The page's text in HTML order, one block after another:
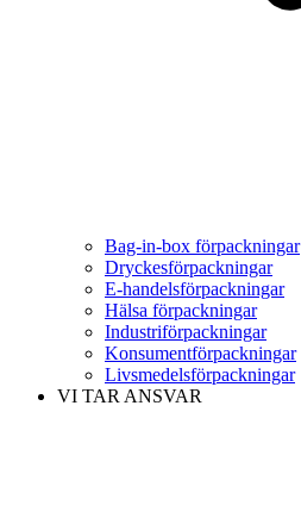
Bag-in-box förpackningar
Dryckesförpackningar
E-handelsförpackningar
Hälsa förpackningar
Industriförpackningar
Konsumentförpackningar
Livsmedelsförpackningar
VI TAR ANSVAR